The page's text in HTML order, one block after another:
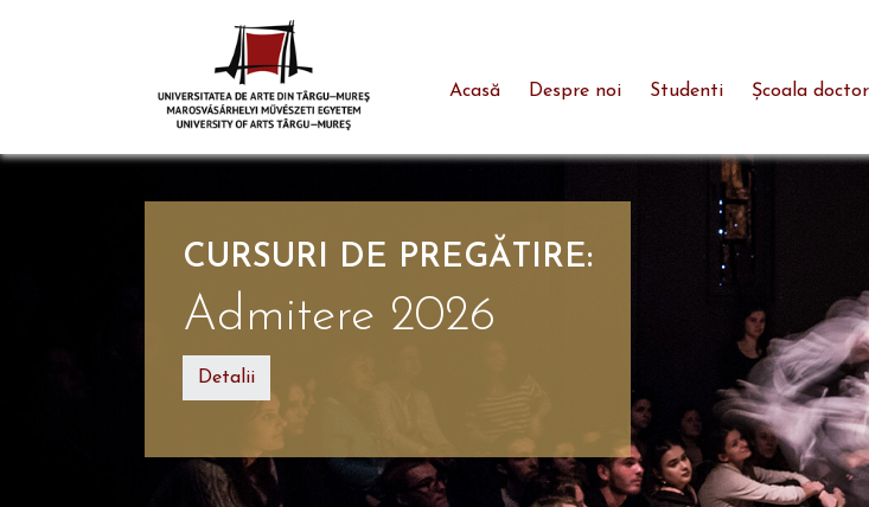
Skip to main content
Acasă Despre noi Studenti Şcoala
CURSURI DE PREGĂTIRE:
Admitere 2026
Detalii